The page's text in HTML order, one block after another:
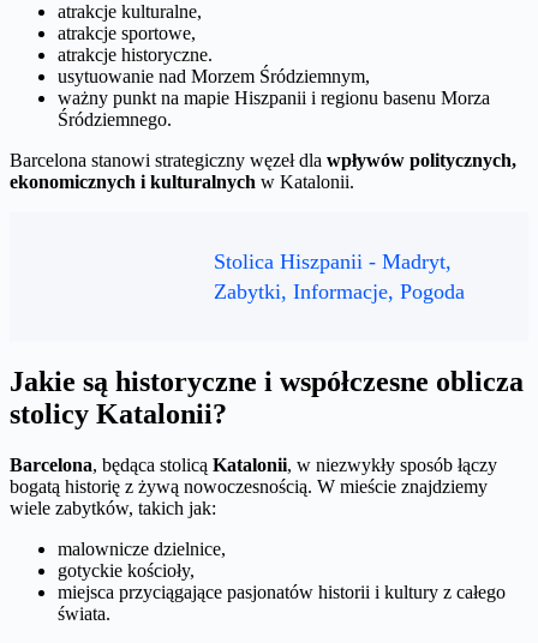
atrakcje kulturalne,
atrakcje sportowe,
atrakcje historyczne.
usytuowanie nad Morzem Śródziemnym,
ważny punkt na mapie Hiszpanii i regionu basenu Morza
Śródziemnego.
Barcelona stanowi strategiczny węzeł dla wpływów politycznych,
ekonomicznych i kulturalnych w Katalonii.
Stolica Hiszpanii - Madryt,
Zabytki, Informacje, Pogoda
Jakie są historyczne i współczesne oblicza
stolicy Katalonii?
Barcelona, będąca stolicą Katalonii, w niezwykły sposób łączy
bogatą historię z żywą nowoczesnością. W mieście znajdziemy
wiele zabytków, takich jak:
malownicze dzielnice,
gotyckie kościoły,
miejsca przyciągające pasjonatów historii i kultury z całego
świata.